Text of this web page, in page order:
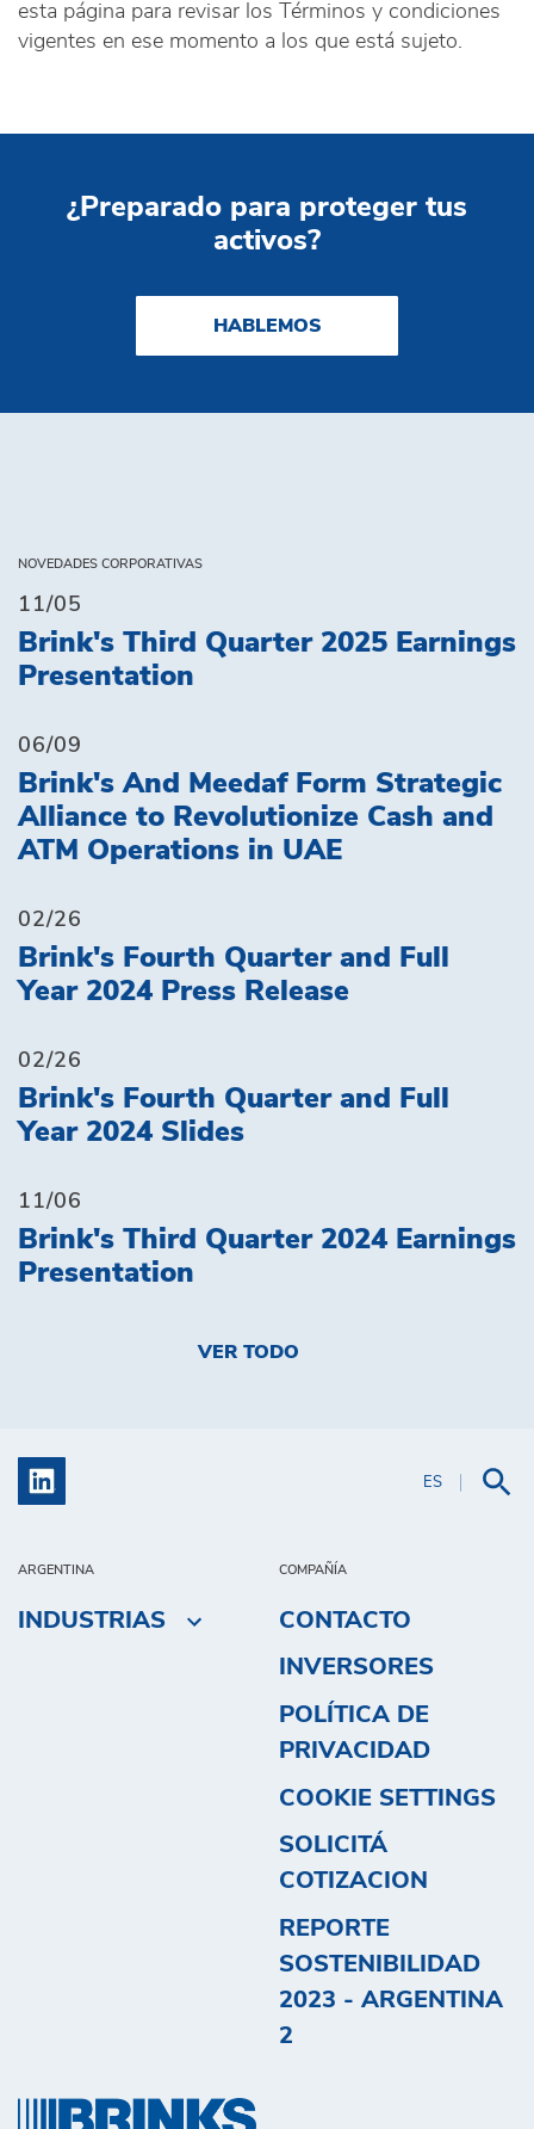
esta página para revisar los Términos y condiciones
vigentes en ese momento a los que está sujeto.
¿Preparado para proteger tus
activos?
HABLEMOS
ES
ARGENTINA
INDUSTRIAS
COMPAÑÍA
CONTACTO
INVERSORES
POLÍTICA DE
PRIVACIDAD
COOKIE SETTINGS
SOLICITÁ
COTIZACION
REPORTE
SOSTENIBILIDAD
2023 - ARGENTINA
2
NOVEDADES CORPORATIVAS
11/05
Brink's Third Quarter 2025 Earnings
Presentation
06/09
Brink's And Meedaf Form Strategic
Alliance to Revolutionize Cash and
ATM Operations in UAE
02/26
Brink's Fourth Quarter and Full
Year 2024 Press Release
02/26
Brink's Fourth Quarter and Full
Year 2024 Slides
11/06
Brink's Third Quarter 2024 Earnings
Presentation
VER TODO